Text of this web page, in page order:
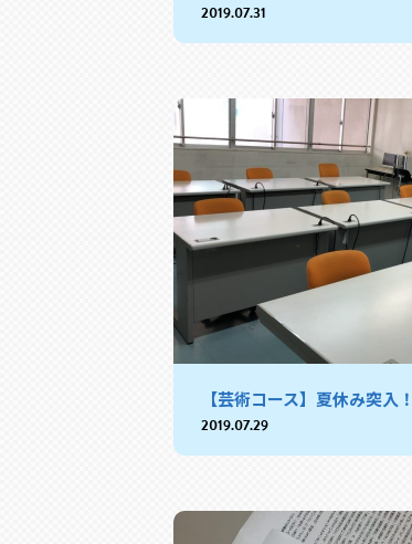
2019.07.31
【芸術コース】夏休み突入！
2019.07.29